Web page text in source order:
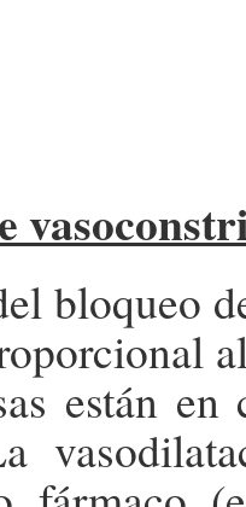
bloqueo
están